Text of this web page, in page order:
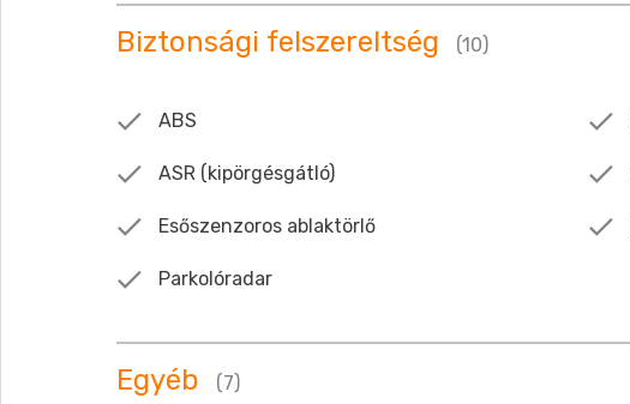
Biztonsági felszereltség (10)
ABS
ASR (kipörgésgátló)
Esőszenzoros ablaktörlő
Parkolóradar
Egyéb (7)